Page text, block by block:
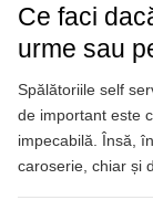
Ce faci
urme sau
Spălătoriile self
de important este
impecabilă. Însă,
caroserie, chiar și